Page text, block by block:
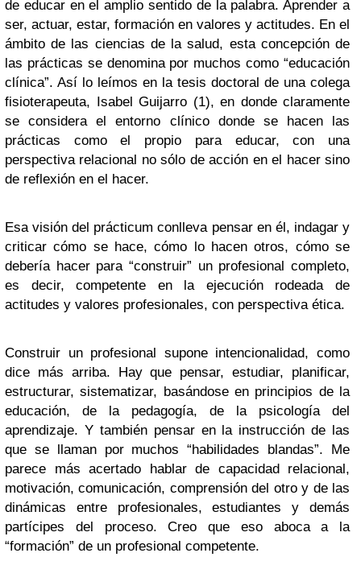
de educar en el amplio sentido de la palabra. Aprender a
ser, actuar, estar, formación en valores y actitudes. En el
ámbito de las ciencias de la salud, esta concepción de
las prácticas se denomina por muchos como “educación
clínica”. Así lo leímos en la tesis doctoral de una colega
fisioterapeuta, Isabel Guijarro (1), en donde claramente
se considera el entorno clínico donde se hacen las
prácticas como el propio para educar, con una
perspectiva relacional no sólo de acción en el hacer sino
de reflexión en el hacer.
Esa visión del prácticum conlleva pensar en él, indagar y
criticar cómo se hace, cómo lo hacen otros, cómo se
debería hacer para “construir” un profesional completo,
es decir, competente en la ejecución rodeada de
actitudes y valores profesionales, con perspectiva ética.
Construir un profesional supone intencionalidad, como
dice más arriba. Hay que pensar, estudiar, planificar,
estructurar, sistematizar, basándose en principios de la
educación, de la pedagogía, de la psicología del
aprendizaje. Y también pensar en la instrucción de las
que se llaman por muchos “habilidades blandas”. Me
parece más acertado hablar de capacidad relacional,
motivación, comunicación, comprensión del otro y de las
dinámicas entre profesionales, estudiantes y demás
partícipes del proceso. Creo que eso aboca a la
“formación” de un profesional competente.